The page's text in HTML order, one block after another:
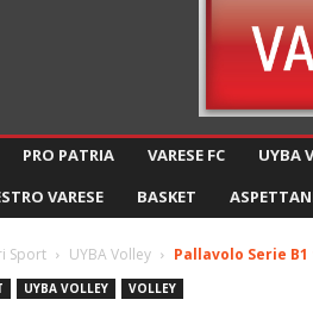
PRO PATRIA VARESE FC UYBA
VARESE
BASKET
Sport UYBA Volley Pallavolo Serie
UYBA VOLLEY VOLLEY